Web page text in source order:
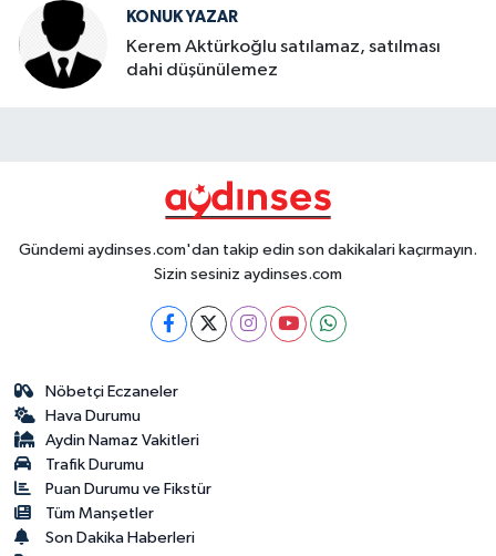
KONUK YAZAR
Kerem Aktürkoğlu satılamaz, satılması
dahi düşünülemez
Gündemi aydinses.com'dan takip edin son dakikalari kaçırmayın.
Sizin sesiniz aydinses.com
Nöbetçi Eczaneler
Hava Durumu
Aydin Namaz Vakitleri
Trafik Durumu
Puan Durumu ve Fikstür
Tüm Manşetler
Son Dakika Haberleri